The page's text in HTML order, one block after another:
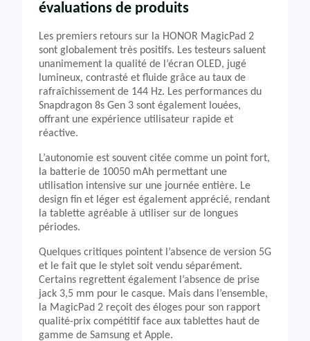
évaluations de produits
Les premiers retours sur la HONOR MagicPad 2
sont globalement très positifs. Les testeurs saluent
unanimement la qualité de l’écran OLED, jugé
lumineux, contrasté et fluide grâce au taux de
rafraîchissement de 144 Hz. Les performances du
Snapdragon 8s Gen 3 sont également louées,
offrant une expérience utilisateur rapide et
réactive.
L’autonomie est souvent citée comme un point fort,
la batterie de 10050 mAh permettant une
utilisation intensive sur une journée entière. Le
design fin et léger est également apprécié, rendant
la tablette agréable à utiliser sur de longues
périodes.
Quelques critiques pointent l’absence de version 5G
et le fait que le stylet soit vendu séparément.
Certains regrettent également l’absence de prise
jack 3,5 mm pour le casque. Mais dans l’ensemble,
la MagicPad 2 reçoit des éloges pour son rapport
qualité-prix compétitif face aux tablettes haut de
gamme de Samsung et Apple.